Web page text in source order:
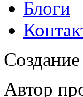
Блоги
Создание
Автор